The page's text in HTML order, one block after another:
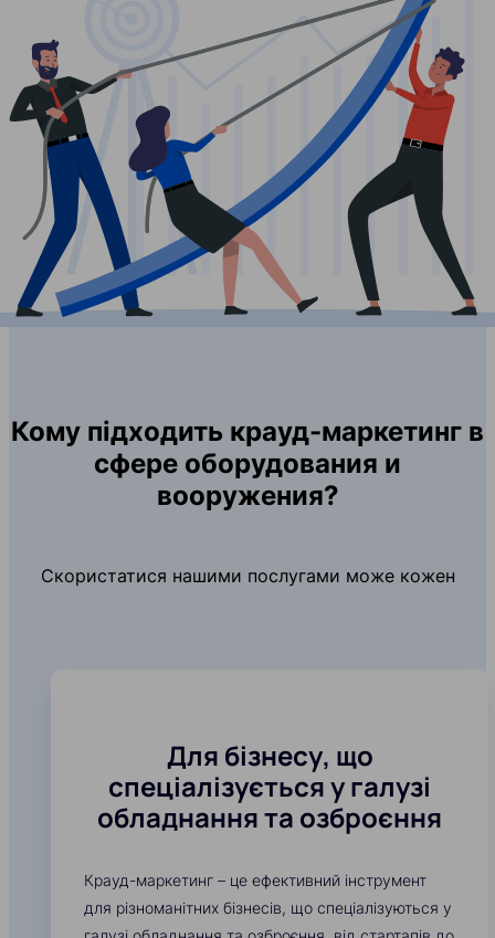
Кому підходить крауд-маркетинг в
сфере оборудования и
вооружения?
Скористатися нашими послугами може кожен
Для бізнесу, що
спеціалізується у галузі
обладнання та озброєння
Крауд-маркетинг – це ефективний інструмент
для різноманітних бізнесів, що спеціалізуються у